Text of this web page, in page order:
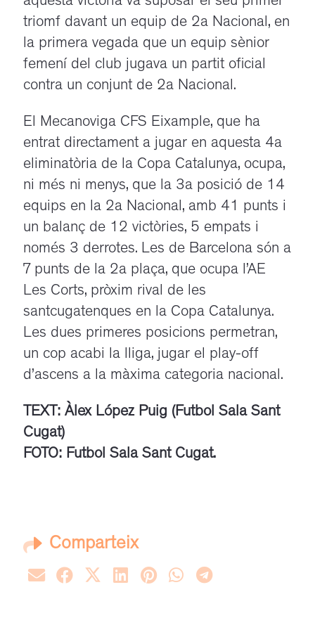
triomf davant un equip de 2a Nacional, en
la primera vegada que un equip sènior
femení del club jugava un partit oficial
contra un conjunt de 2a Nacional.
El Mecanoviga CFS Eixample, que ha
entrat directament a jugar en aquesta 4a
eliminatòria de la Copa Catalunya, ocupa,
ni més ni menys, que la 3a posició de 14
equips en la 2a Nacional, amb 41 punts i
un balanç de 12 victòries, 5 empats i
només 3 derrotes. Les de Barcelona són a
7 punts de la 2a plaça, que ocupa l’AE
Les Corts, pròxim rival de les
santcugatenques en la Copa Catalunya.
Les dues primeres posicions permetran,
un cop acabi la lliga, jugar el play-off
d’ascens a la màxima categoria nacional.
TEXT: Àlex López Puig (Futbol Sala Sant
Cugat)
FOTO: Futbol Sala Sant Cugat.
Comparteix